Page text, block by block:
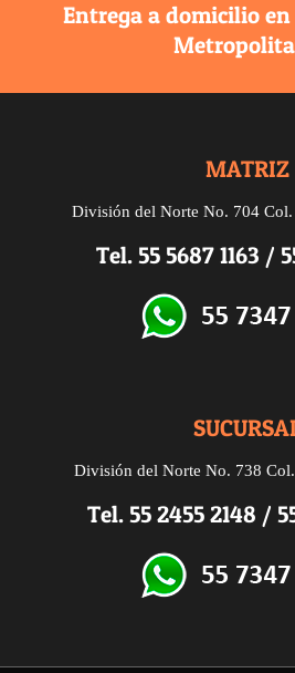
Entrega a domicilio
MATRIZ
División del Norte No. 704
Tel. 55 5687 1163 /
División del Norte No. 738
Tel. 55 2455 2148 /